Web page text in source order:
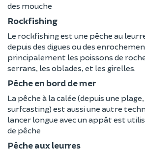
des mouche
Rockfishing
Le rockfishing est une pêche au
depuis des digues ou des
principalement les poissons de
serrans, les oblades, et les girelles.
Pêche en bord de mer
La pêche à la calée (depuis une
surfcasting) est aussi une autre
lancer longue avec un appât est
de pêche
Pêche aux leurres